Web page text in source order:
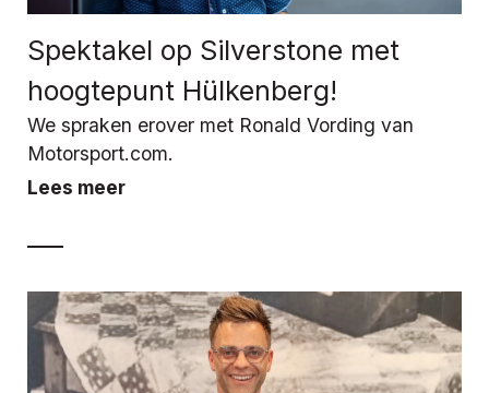
Spektakel op Silverstone met
hoogtepunt Hülkenberg!
We spraken erover met Ronald Vording van
Motorsport.com.
Lees meer